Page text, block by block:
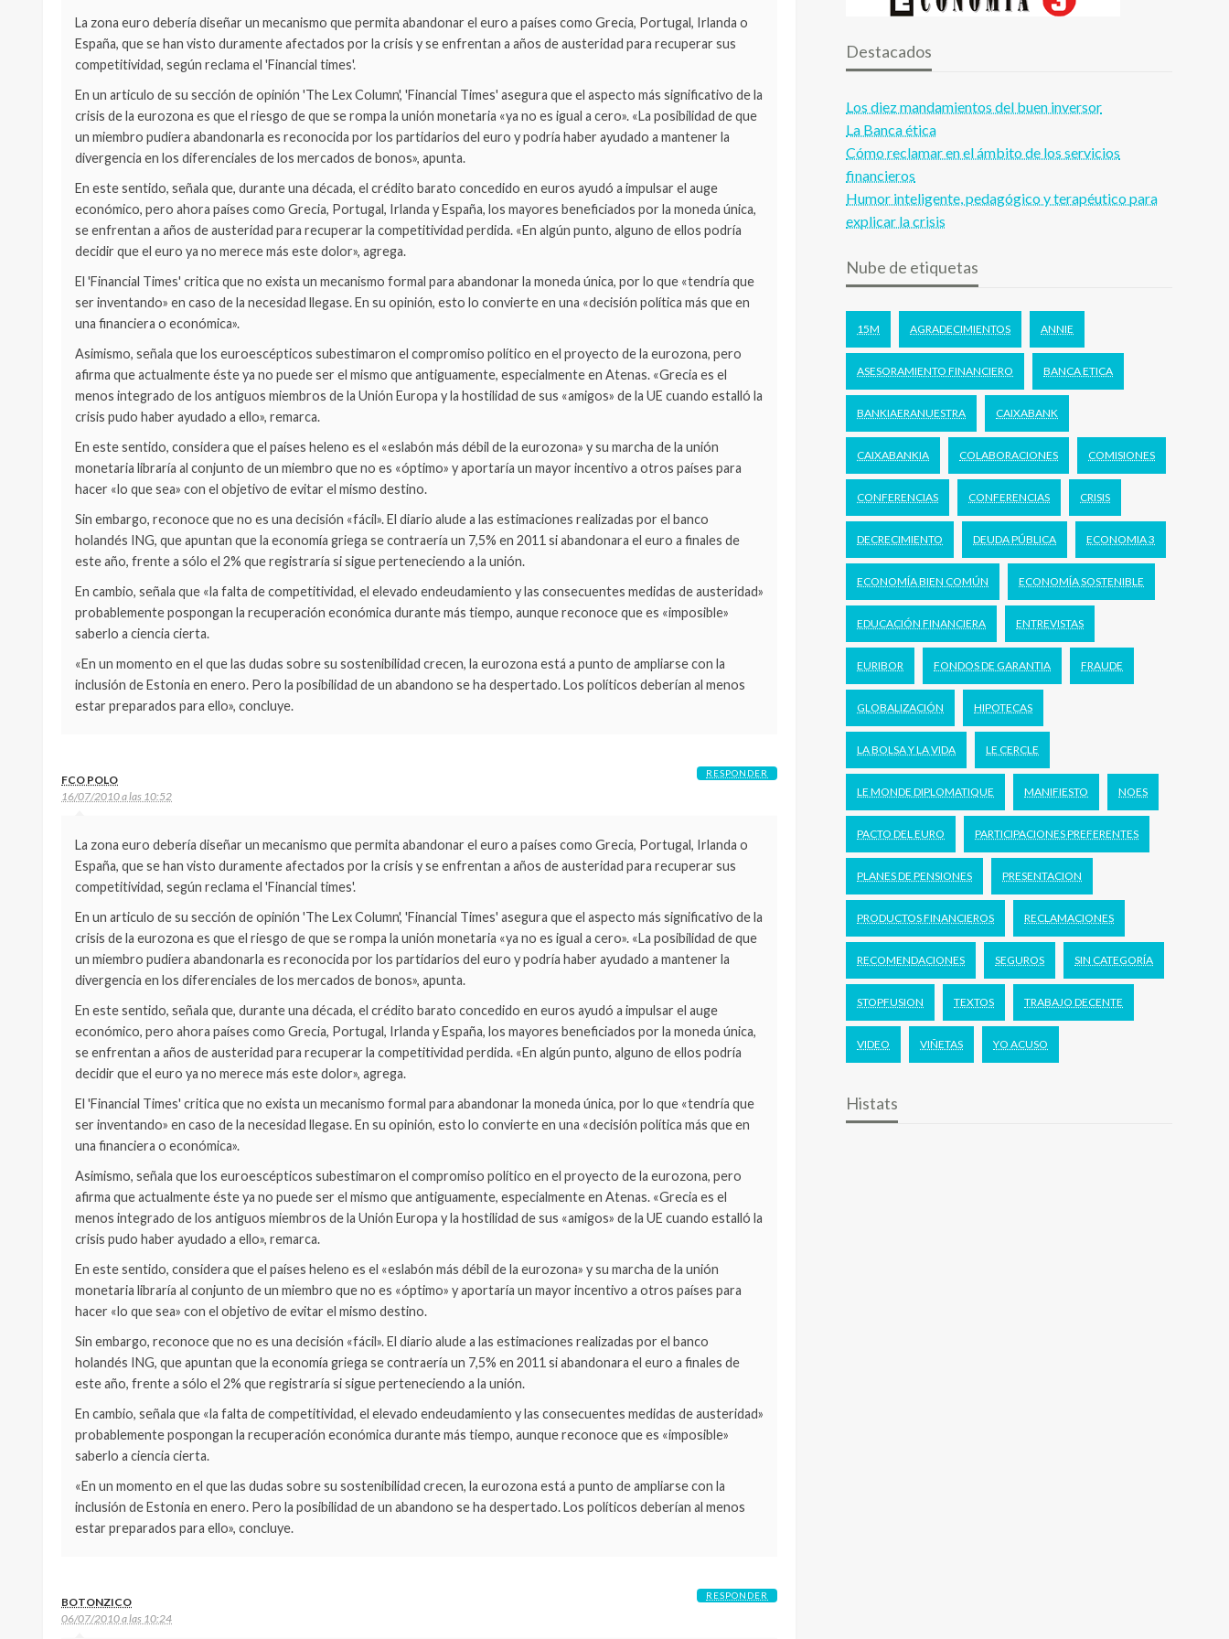
La zona euro debería diseñar un mecanismo que permita abandonar el euro a países como Grecia, Portugal, Irlanda o
España, que se han visto duramente afectados por la crisis y se enfrentan a años de austeridad para recuperar sus
competitividad, según reclama el 'Financial times'.
En un articulo de su sección de opinión 'The Lex Column', 'Financial Times' asegura que el aspecto más significativo de la
crisis de la eurozona es que el riesgo de que se rompa la unión monetaria «ya no es igual a cero». «La posibilidad de que
un miembro pudiera abandonarla es reconocida por los partidarios del euro y podría haber ayudado a mantener la
divergencia en los diferenciales de los mercados de bonos», apunta.
En este sentido, señala que, durante una década, el crédito barato concedido en euros ayudó a impulsar el auge
económico, pero ahora países como Grecia, Portugal, Irlanda y España, los mayores beneficiados por la moneda única,
se enfrentan a años de austeridad para recuperar la competitividad perdida. «En algún punto, alguno de ellos podría
decidir que el euro ya no merece más este dolor», agrega.
El 'Financial Times' critica que no exista un mecanismo formal para abandonar la moneda única, por lo que «tendría que
ser inventando» en caso de la necesidad llegase. En su opinión, esto lo convierte en una «decisión política más que en
una financiera o económica».
Asimismo, señala que los euroescépticos subestimaron el compromiso político en el proyecto de la eurozona, pero
afirma que actualmente éste ya no puede ser el mismo que antiguamente, especialmente en Atenas. «Grecia es el
menos integrado de los antiguos miembros de la Unión Europa y la hostilidad de sus «amigos» de la UE cuando estalló la
crisis pudo haber ayudado a ello», remarca.
En este sentido, considera que el países heleno es el «eslabón más débil de la eurozona» y su marcha de la unión
monetaria libraría al conjunto de un miembro que no es «óptimo» y aportaría un mayor incentivo a otros países para
hacer «lo que sea» con el objetivo de evitar el mismo destino.
Sin embargo, reconoce que no es una decisión «fácil». El diario alude a las estimaciones realizadas por el banco
holandés ING, que apuntan que la economía griega se contraería un 7,5% en 2011 si abandonara el euro a finales de
este año, frente a sólo el 2% que registraría si sigue perteneciendo a la unión.
En cambio, señala que «la falta de competitividad, el elevado endeudamiento y las consecuentes medidas de austeridad»
probablemente pospongan la recuperación económica durante más tiempo, aunque reconoce que es «imposible»
saberlo a ciencia cierta.
«En un momento en el que las dudas sobre su sostenibilidad crecen, la eurozona está a punto de ampliarse con la
inclusión de Estonia en enero. Pero la posibilidad de un abandono se ha despertado. Los políticos deberían al menos
estar preparados para ello», concluye.
FCO POLO
16/07/2010 a las 10:52
La zona euro debería diseñar un mecanismo que permita abandonar el euro a países como Grecia, Portugal, Irlanda o
España, que se han visto duramente afectados por la crisis y se enfrentan a años de austeridad para recuperar sus
competitividad, según reclama el 'Financial times'.
En un articulo de su sección de opinión 'The Lex Column', 'Financial Times' asegura que el aspecto más significativo de la
crisis de la eurozona es que el riesgo de que se rompa la unión monetaria «ya no es igual a cero». «La posibilidad de que
un miembro pudiera abandonarla es reconocida por los partidarios del euro y podría haber ayudado a mantener la
divergencia en los diferenciales de los mercados de bonos», apunta.
En este sentido, señala que, durante una década, el crédito barato concedido en euros ayudó a impulsar el auge
económico, pero ahora países como Grecia, Portugal, Irlanda y España, los mayores beneficiados por la moneda única,
se enfrentan a años de austeridad para recuperar la competitividad perdida. «En algún punto, alguno de ellos podría
decidir que el euro ya no merece más este dolor», agrega.
El 'Financial Times' critica que no exista un mecanismo formal para abandonar la moneda única, por lo que «tendría que
ser inventando» en caso de la necesidad llegase. En su opinión, esto lo convierte en una «decisión política más que en
una financiera o económica».
Asimismo, señala que los euroescépticos subestimaron el compromiso político en el proyecto de la eurozona, pero
afirma que actualmente éste ya no puede ser el mismo que antiguamente, especialmente en Atenas. «Grecia es el
menos integrado de los antiguos miembros de la Unión Europa y la hostilidad de sus «amigos» de la UE cuando estalló la
crisis pudo haber ayudado a ello», remarca.
En este sentido, considera que el países heleno es el «eslabón más débil de la eurozona» y su marcha de la unión
monetaria libraría al conjunto de un miembro que no es «óptimo» y aportaría un mayor incentivo a otros países para
hacer «lo que sea» con el objetivo de evitar el mismo destino.
Sin embargo, reconoce que no es una decisión «fácil». El diario alude a las estimaciones realizadas por el banco
holandés ING, que apuntan que la economía griega se contraería un 7,5% en 2011 si abandonara el euro a finales de
este año, frente a sólo el 2% que registraría si sigue perteneciendo a la unión.
En cambio, señala que «la falta de competitividad, el elevado endeudamiento y las consecuentes medidas de austeridad»
probablemente pospongan la recuperación económica durante más tiempo, aunque reconoce que es «imposible»
saberlo a ciencia cierta.
«En un momento en el que las dudas sobre su sostenibilidad crecen, la eurozona está a punto de ampliarse con la
inclusión de Estonia en enero. Pero la posibilidad de un abandono se ha despertado. Los políticos deberían al menos
estar preparados para ello», concluye.
RESPONDER
BOTONZICO
06/07/2010 a las 10:24
RESPONDER
Destacados
Los diez mandamientos del buen inversor
La Banca ética
Cómo reclamar en el ámbito de los servicios
financieros
Humor inteligente, pedagógico y terapéutico para
explicar la crisis
Nube de etiquetas
15M AGRADECIMIENTOS ANNIE
ASESORAMIENTO FINANCIERO BANCA ETICA
BANKIAERANUESTRA CAIXABANK
CAIXABANKIA COLABORACIONES COMISIONES
CONFERENCIAS CONFERENCIAS CRISIS
DECRECIMIENTO DEUDA PÚBLICA ECONOMIA 3
ECONOMÍA BIEN COMÚN ECONOMÍA SOSTENIBLE
EDUCACIÓN FINANCIERA ENTREVISTAS
EURIBOR FONDOS DE GARANTIA FRAUDE
GLOBALIZACIÓN HIPOTECAS
LA BOLSA Y LA VIDA LE CERCLE
LE MONDE DIPLOMATIQUE MANIFIESTO NOES
PACTO DEL EURO PARTICIPACIONES PREFERENTES
PLANES DE PENSIONES PRESENTACION
PRODUCTOS FINANCIEROS RECLAMACIONES
RECOMENDACIONES SEGUROS SIN CATEGORÍA
STOPFUSION TEXTOS TRABAJO DECENTE
VIDEO VIÑETAS YO ACUSO
Histats